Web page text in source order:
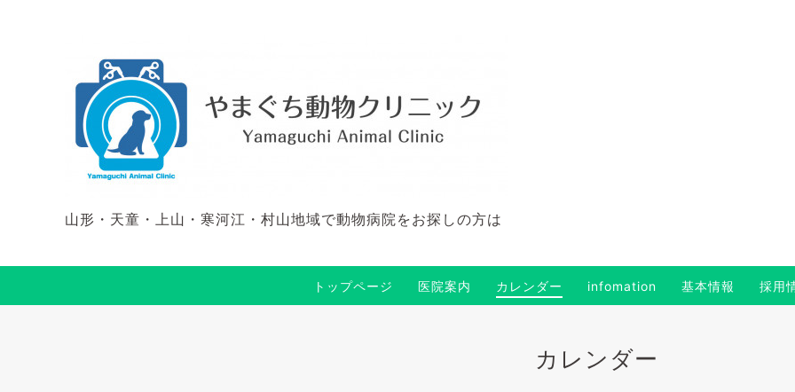
山形・天童・上山・寒河江・村山地域で動物病院をお探しの方は
トップページ 医院案内 カレンダー infomation 基本情報 採用
カレンダー